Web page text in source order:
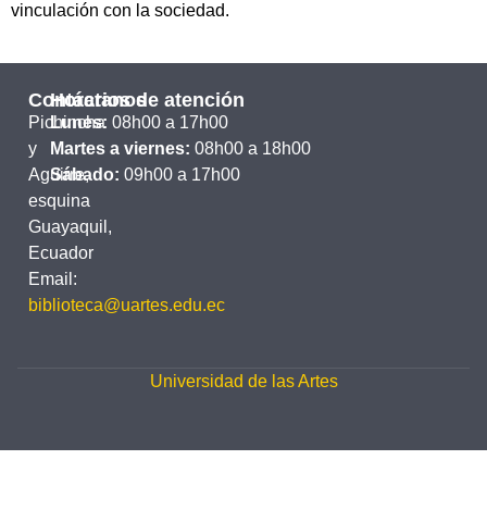
vinculación con la sociedad.
Contáctanos
Pichincha
y
Aguirre,
esquina
Guayaquil,
Ecuador
Email:
biblioteca@uartes.edu.ec
Horarios de atención
Lunes: 08h00 a 17h00
Martes a viernes: 08h00 a 18h00
Sábado: 09h00 a 17h00
Universidad de las Artes